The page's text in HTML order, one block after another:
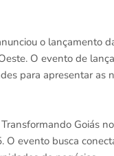
o lançamento
O evento de
para apresentar
Goiás
evento busca